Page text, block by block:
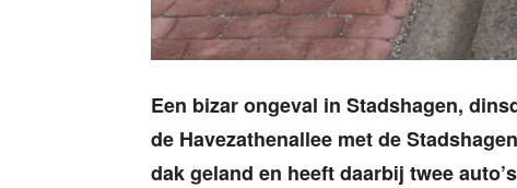
Een bizar ongeval in Stadshagen,
de Havezathenallee met de
dak geland en heeft daarbij twee